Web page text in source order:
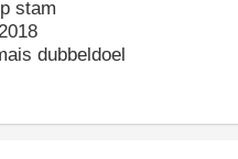
stam
dubbeldoel